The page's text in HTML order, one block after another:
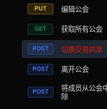
编辑公会
获取所有公会
切换交易共享
离开公会
将成员从公会
除